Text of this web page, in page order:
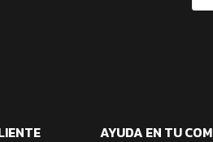
AYUDA EN TU